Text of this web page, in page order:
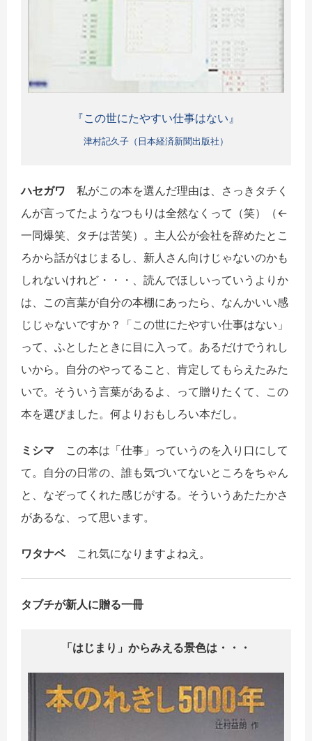
『この世にたやすい仕事はない』
津村記久子（日本経済新聞出版社）
ハセガワ 私がこの本を選んだ理由は、さっきタチく
んが言ってたようなつもりは全然なくって（笑）（←
一同爆笑、タチは苦笑）。主人公が会社を辞めたとこ
ろから話がはじまるし、新人さん向けじゃないのかも
しれないけれど・・・、読んでほしいっていうよりか
は、この言葉が自分の本棚にあったら、なんかいい感
じじゃないですか？「この世にたやすい仕事はない」
って、ふとしたときに目に入って。あるだけでうれし
いから。自分のやってること、肯定してもらえたみた
いで。そういう言葉があるよ、って贈りたくて、この
本を選びました。何よりおもしろい本だし。
ミシマ この本は「仕事」っていうのを入り口にして
て。自分の日常の、誰も気づいてないところをちゃん
と、なぞってくれた感じがする。そういうあたたかさ
があるな、って思います。
ワタナベこれ気になりますよねえ。
タブチが新人に贈る一冊
「はじまり」からみえる景色は・・・